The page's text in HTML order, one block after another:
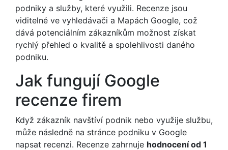
podniky a služby, které využili. Recenze jsou
viditelné ve vyhledávači a Mapách Google, což
dává potenciálním zákazníkům možnost získat
rychlý přehled o kvalitě a spolehlivosti daného
podniku.
Jak fungují Google
recenze firem
Když zákazník navštíví podnik nebo využije službu,
může následně na stránce podniku v Google
napsat recenzi. Recenze zahrnuje hodnocení od 1